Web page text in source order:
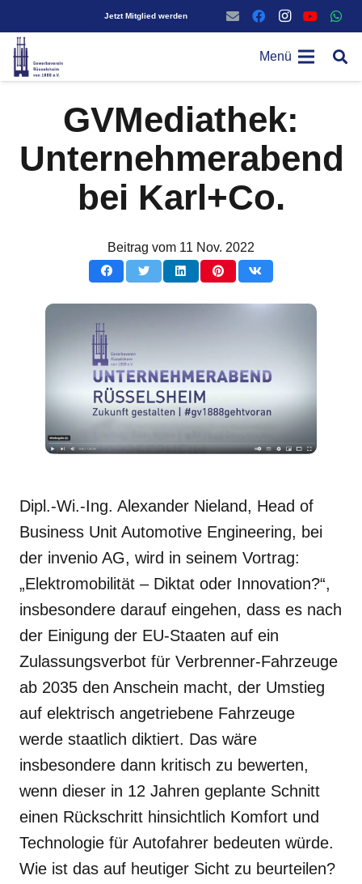
Jetzt Mitglied werden
Menü
GVMediathek:
Unternehmerabend
bei Karl+Co.
Beitrag vom 11 Nov. 2022
Dipl.-Wi.-Ing. Alexander Nieland, Head of
Business Unit Automotive Engineering, bei
der invenio AG, wird in seinem Vortrag:
„Elektromobilität – Diktat oder Innovation?“,
insbesondere darauf eingehen, dass es nach
der Einigung der EU-Staaten auf ein
Zulassungsverbot für Verbrenner-Fahrzeuge
ab 2035 den Anschein macht, der Umstieg
auf elektrisch angetriebene Fahrzeuge
werde staatlich diktiert. Das wäre
insbesondere dann kritisch zu bewerten,
wenn dieser in 12 Jahren geplante Schnitt
einen Rückschritt hinsichtlich Komfort und
Technologie für Autofahrer bedeuten würde.
Wie ist das auf heutiger Sicht zu beurteilen?